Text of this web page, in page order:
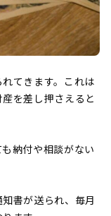
てきます。これは
を差し押さえると
納付や相談がない
書が送られ、毎月